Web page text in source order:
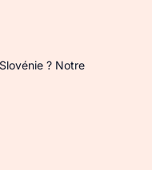
? Notre